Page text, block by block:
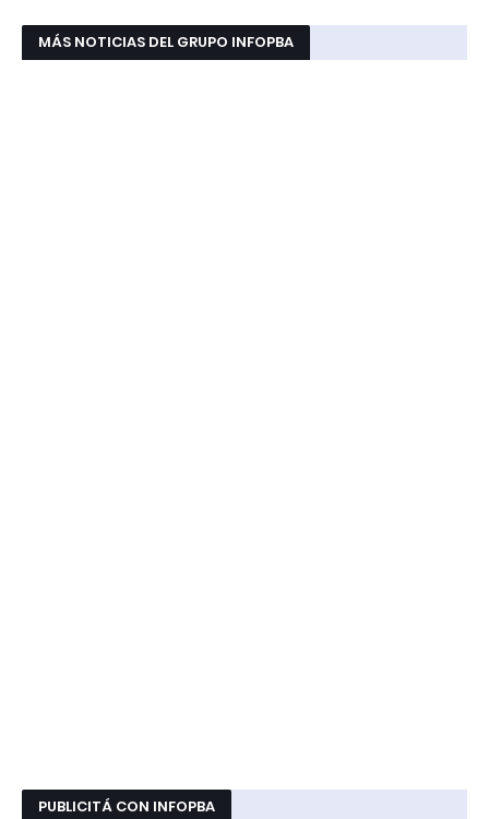
MÁS NOTICIAS DEL GRUPO INFOPBA
PUBLICITÁ CON INFOPBA